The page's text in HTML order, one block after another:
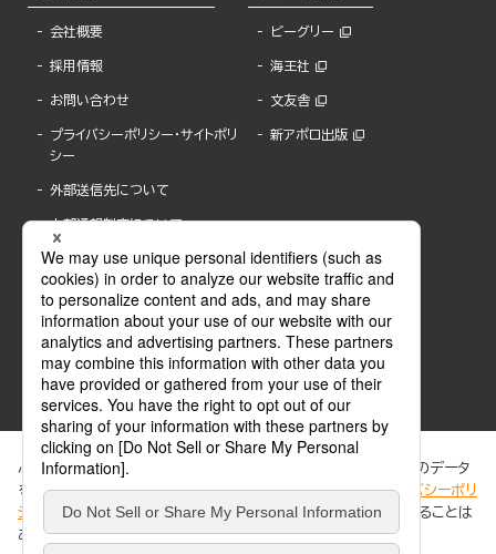
会社概要
採用情報
お問い合わせ
プライバシーポリシー・サイトポリ
シー
外部送信先について
内部通報制度について
ビーグリー
海王社
文友舎
新アポロ出版
ABJマークは、この電子書店・電子書籍配信サービスが、著作権者からコンテンツ使用許諾を
得た正規版配信サービスであることを示す登録商標(登録番号 第6091713号)です。
ぶんか社が運営するサイトでは、利便性向上のためにCookie等のデータ
を使用しています。 当社のCookieについての詳細は、「プライバシーポリ
シー
」をご覧ください。当サイトでは、訪問者の個人情報を追跡することは
ありません。